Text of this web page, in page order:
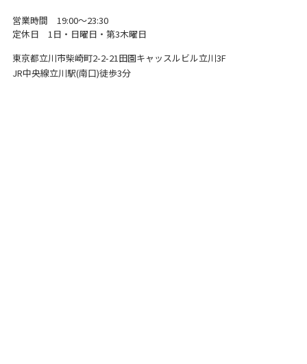
営業時間 19:00～23:30
定休日 1日・日曜日・第3木曜日
東京都立川市柴崎町2-2-21田園キャッスルビル立川3F
JR中央線立川駅(南口)徒歩3分